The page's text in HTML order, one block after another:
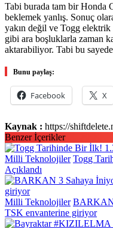
Tabi burada tam bir Honda
beklemek yanlış. Sonuç
yakın değil ve Togg
gibi ara boşluklarla zaman
aktarabiliyor. Tabi bu
Bunu paylaş:
Facebook X
Kaynak : https://
Benzer İçerikler
Milli Teknolojiler Togg
Açıklandı
Milli Teknolojiler BARKAN
TSK envanterine giriyor